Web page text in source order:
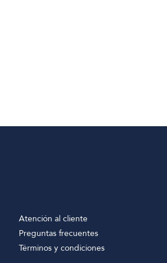
Atención al cliente
Preguntas frecuentes
Términos y condiciones